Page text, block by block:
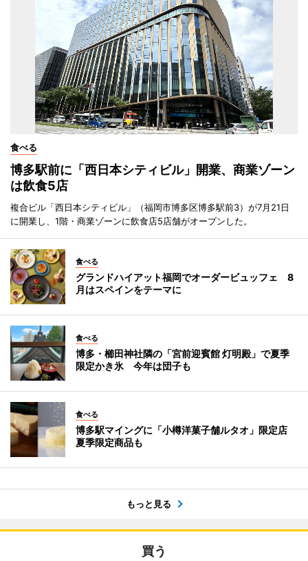
食べる
博多駅前に「西日本シティビル」開業、商業ゾーン
は飲食5店
複合ビル「西日本シティビル」（福岡市博多区博多駅前3）が7月21日
に開業し、1階・商業ゾーンに飲食店5店舗がオープンした。
食べる
グランドハイアット福岡でオーダービュッフェ 8
月はスペインをテーマに
食べる
博多・櫛田神社隣の「宮前迎賓館 灯明殿」で夏季
限定かき氷 今年は団子も
食べる
博多駅マイングに「小樽洋菓子舗ルタオ」限定店
夏季限定商品も
もっと見る
買う